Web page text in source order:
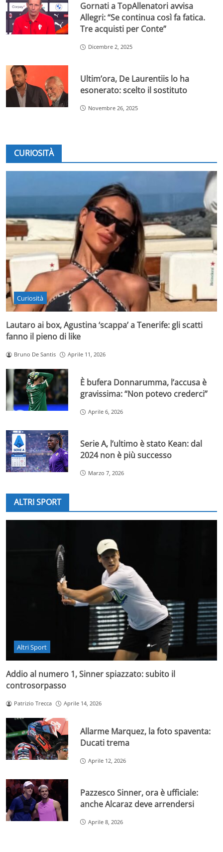
Gornati a TopAllenatori avvisa
Allegri: “Se continua così fa fatica.
Tre acquisti per Conte”
Dicembre 2, 2025
Ultim’ora, De Laurentiis lo ha
esonerato: scelto il sostituto
Novembre 26, 2025
CURIOSITÀ
Curiosità
Lautaro ai box, Agustina ‘scappa’ a Tenerife: gli scatti
fanno il pieno di like
Bruno De Santis Aprile 11, 2026
È bufera Donnarumma, l’accusa è
gravissima: “Non potevo crederci”
Aprile 6, 2026
Serie A, l’ultimo è stato Kean: dal
2024 non è più successo
Marzo 7, 2026
ALTRI SPORT
Altri Sport
Addio al numero 1, Sinner spiazzato: subito il
controsorpasso
Patrizio Trecca Aprile 14, 2026
Allarme Marquez, la foto spaventa:
Ducati trema
Aprile 12, 2026
Pazzesco Sinner, ora è ufficiale:
anche Alcaraz deve arrendersi
Aprile 8, 2026